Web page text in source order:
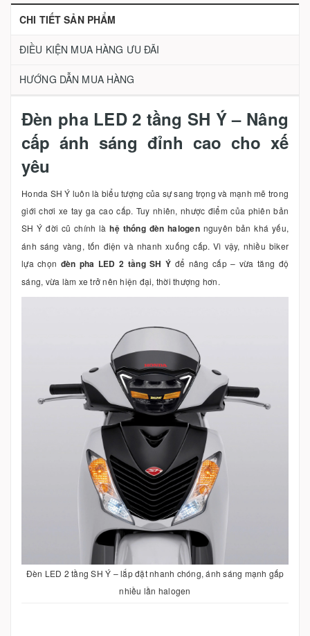
CHI TIẾT SẢN PHẨM
ĐIỀU KIỆN MUA HÀNG ƯU ĐÃI
HƯỚNG DẪN MUA HÀNG
Đèn pha LED 2 tầng SH Ý – Nâng
cấp ánh sáng đỉnh cao cho xế
yêu
Honda SH Ý luôn là biểu tượng của sự sang trọng và mạnh mẽ trong
giới chơi xe tay ga cao cấp. Tuy nhiên, nhược điểm của phiên bản
SH Ý đời cũ chính làhệ thống đèn halogennguyên bản khá yếu,
ánh sáng vàng, tốn điện và nhanh xuống cấp. Vì vậy, nhiều biker
lựa chọn đèn pha LED 2 tầng SH Ý để nâng cấp – vừa tăng độ
sáng, vừa làm xe trở nên hiện đại, thời thượng hơn.
Đèn LED 2 tầng SH Ý – lắp đặt nhanh chóng, ánh sáng mạnh gấp
nhiều lần halogen